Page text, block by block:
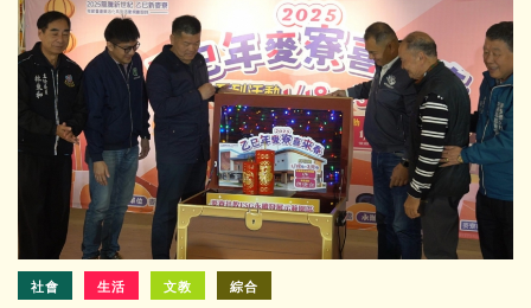
社會 生活 文教 綜合